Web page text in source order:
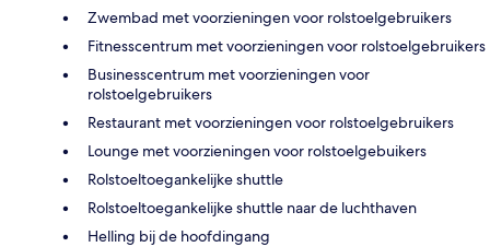
Zwembad met voorzieningen voor rolstoelgebruikers
Fitnesscentrum met voorzieningen voor rolstoelgebruikers
Businesscentrum met voorzieningen voor
rolstoelgebruikers
Restaurant met voorzieningen voor rolstoelgebruikers
Lounge met voorzieningen voor rolstoelgebuikers
Rolstoeltoegankelijke shuttle
Rolstoeltoegankelijke shuttle naar de luchthaven
Helling bij de hoofdingang